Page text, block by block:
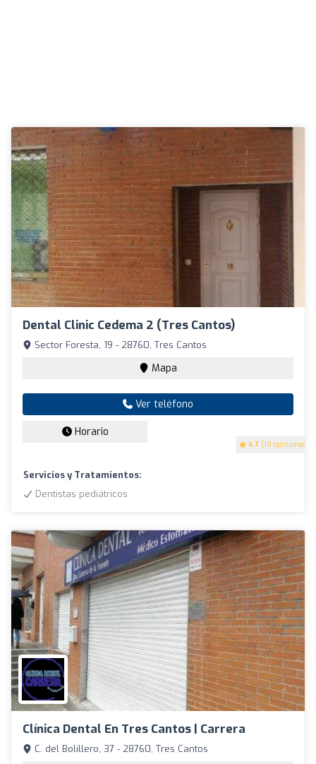
Dental Clinic Cedema 2 (Tres Cantos)
4.7 (19 opiniones)
Sector Foresta, 19 - 28760, Tres Cantos
Mapa
Ver teléfono
Horario
Servicios y Tratamientos:
Dentistas pediátricos
Clínica Dental En Tres Cantos | Carrera
C. del Bolillero, 37 - 28760, Tres Cantos